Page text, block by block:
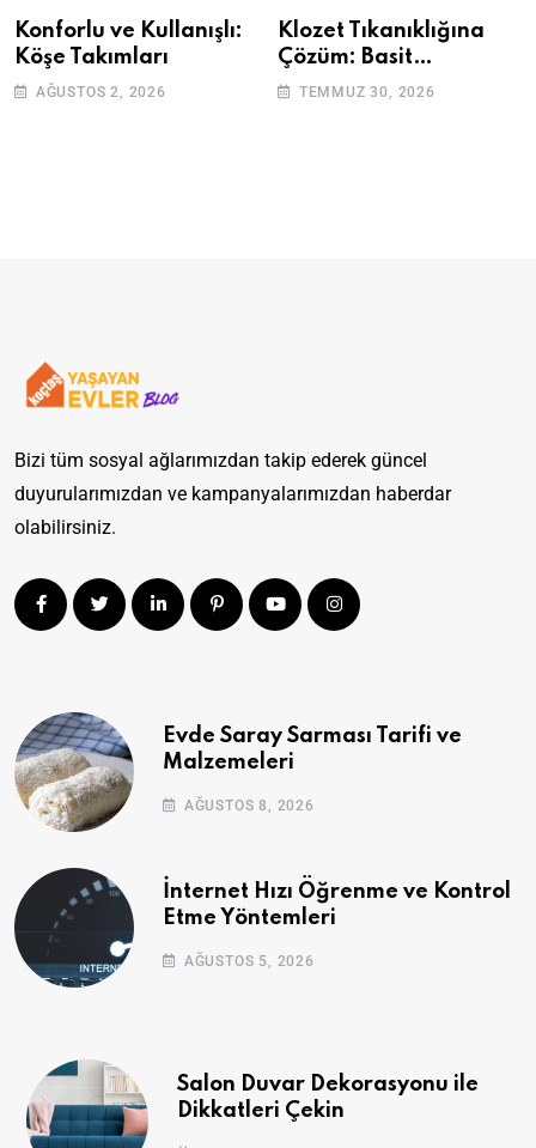
Konforlu ve Kullanışlı:
Köşe Takımları
AĞUSTOS 2, 2026
Klozet Tıkanıklığına
Çözüm: Basit
Adımlarla Klozetinizi
TEMMUZ 30, 2026
Bizi tüm sosyal ağlarımızdan takip ederek güncel
duyurularımızdan ve kampanyalarımızdan haberdar
olabilirsiniz.
Evde Saray Sarması Tarifi ve
Malzemeleri
AĞUSTOS 8, 2026
İnternet Hızı Öğrenme ve Kontrol
Etme Yöntemleri
AĞUSTOS 5, 2026
Salon Duvar Dekorasyonu ile
Dikkatleri Çekin